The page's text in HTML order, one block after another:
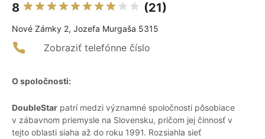
8 (21)
Nové Zámky 2, Jozefa Murgaša 5315
Zobraziť telefónne číslo
O spoločnosti:
DoubleStar patrí medzi významné spoločnosti pôsobiace
v zábavnom priemysle na Slovensku, pričom jej činnosť v
tejto oblasti siaha až do roku 1991. Rozsiahla sieť